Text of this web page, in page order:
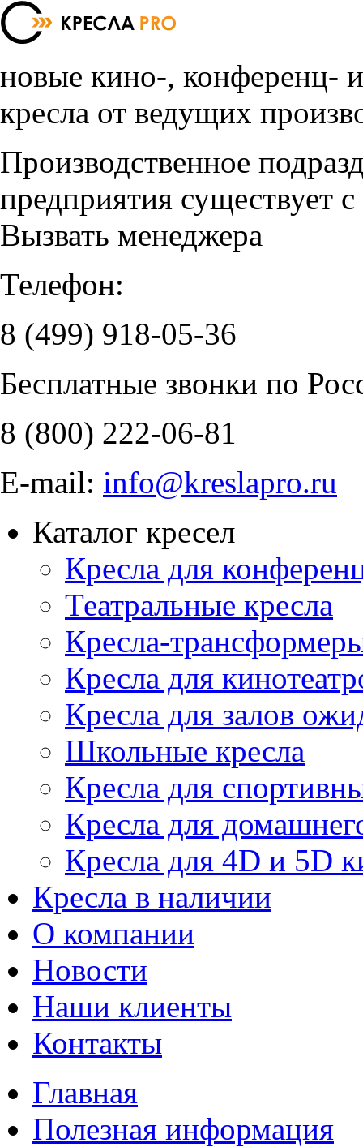
новые кино-, конференц-
кресла от ведущих
Производственное
предприятия существует
Вызвать менеджера
Телефон:
8 (499) 918-05-36
Бесплатные звонки по
8 (800) 222-06-81
E-mail: info@kreslapro.ru
Каталог кресел
Кресла для
Театральные кресла
Кресла-
Кресла для
Кресла для залов
Школьные кресла
Кресла для
Кресла для
Кресла для 4D и 5D
Кресла в наличии
О компании
Новости
Наши клиенты
Контакты
Главная
Полезная информация